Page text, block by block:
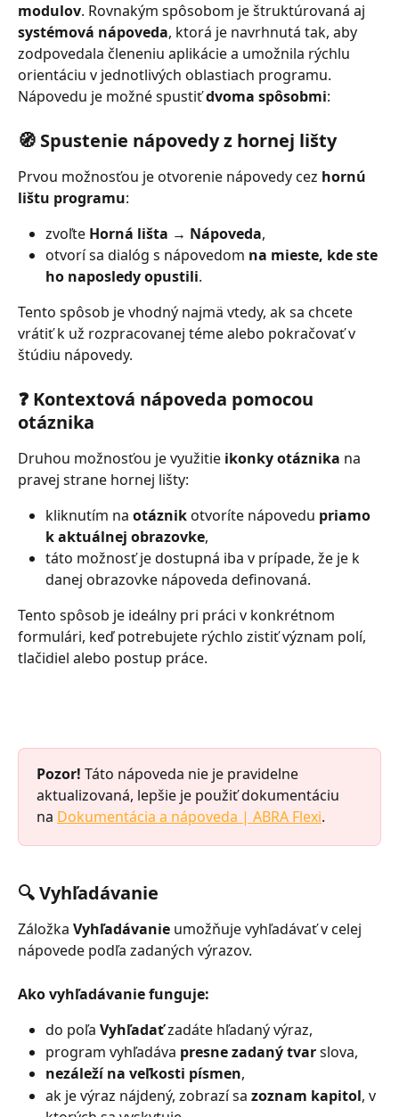
modulov. Rovnakým spôsobom je štruktúrovaná aj
systémová nápoveda, ktorá je navrhnutá tak, aby
zodpovedala členeniu aplikácie a umožnila rýchlu
orientáciu v jednotlivých oblastiach programu.
Nápovedu je možné spustiť dvoma spôsobmi:
🧭 Spustenie nápovedy z hornej lišty
Prvou možnosťou je otvorenie nápovedy cez hornú
lištu programu:
zvoľte Horná lišta → Nápoveda,
otvorí sa dialóg s nápovedom na mieste, kde ste
ho naposledy opustili.
Tento spôsob je vhodný najmä vtedy, ak sa chcete
vrátiť k už rozpracovanej téme alebo pokračovať v
štúdiu nápovedy.
❓ Kontextová nápoveda pomocou
otáznika
Druhou možnosťou je využitie ikonky otáznika na
pravej strane hornej lišty:
kliknutím na otáznik otvoríte nápovedu priamo
k aktuálnej obrazovke,
táto možnosť je dostupná iba v prípade, že je k
danej obrazovke nápoveda definovaná.
Tento spôsob je ideálny pri práci v konkrétnom
formulári, keď potrebujete rýchlo zistiť význam polí,
tlačidiel alebo postup práce.
Pozor! Táto nápoveda nie je pravidelne
aktualizovaná, lepšie je použiť dokumentáciu
na Dokumentácia a nápoveda | ABRA Flexi.
🔍 Vyhľadávanie
Záložka Vyhľadávanie umožňuje vyhľadávať v celej
nápovede podľa zadaných výrazov.
Ako vyhľadávanie funguje:
do poľa Vyhľadať zadáte hľadaný výraz,
program vyhľadáva presne zadaný tvar slova,
nezáleží na veľkosti písmen,
ak je výraz nájdený, zobrazí sa zoznam kapitol, v